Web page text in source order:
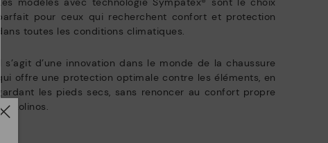
gratuits. Délai de retour étendu à 60 jours pour les abonnés à la
newsletter et membres du Club.
EN SAVOIR PLUS
parfait pour ceux qui recherchent confort et protection
dans toutes les conditions climatiques.
Il s’agit d’une innovation dans le monde de la chaussure
qui offre une protection optimale contre les éléments, en
gardant les pieds secs, sans renoncer au confort propre
à Pikolinos.